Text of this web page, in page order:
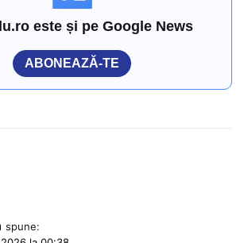
este și pe Google News
ABONEAZĂ-TE
spune: